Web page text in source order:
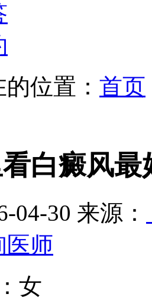
位置： 首页
白癜风最
04-30 来源：
医师
女